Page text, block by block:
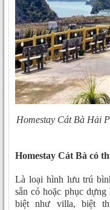
Homestay Cát Bà Hải
Homestay Cát Bà có
Là loại hình lưu trú
sẵn có hoặc phục
biệt như villa, biệt